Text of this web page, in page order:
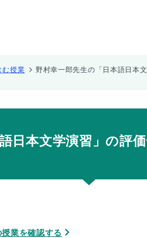
む授業 野村幸一郎先生の「日本語日本
日本文学演習」の評
業を確認する